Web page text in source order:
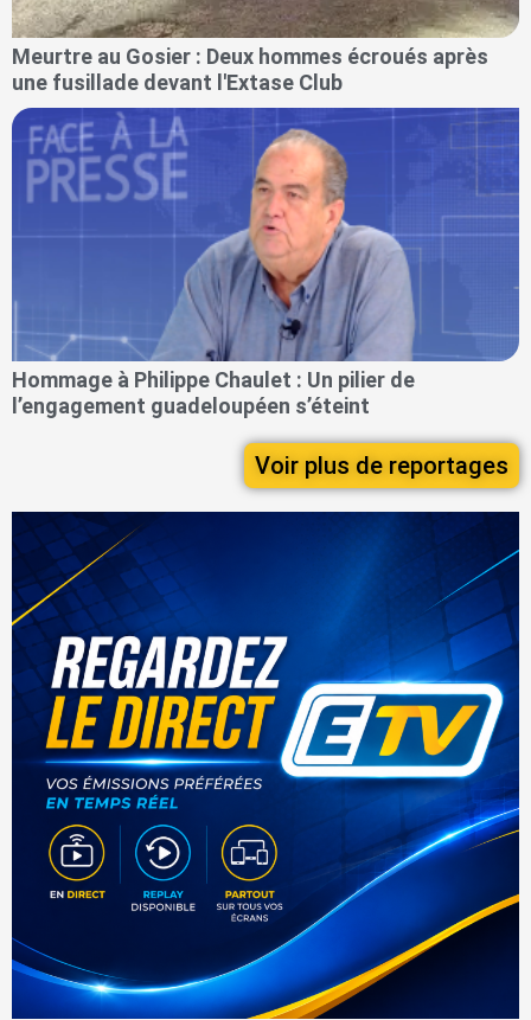
Meurtre au Gosier : Deux hommes écroués après
une fusillade devant l'Extase Club
Hommage à Philippe Chaulet : Un pilier de
l’engagement guadeloupéen s’éteint
Voir plus de reportages